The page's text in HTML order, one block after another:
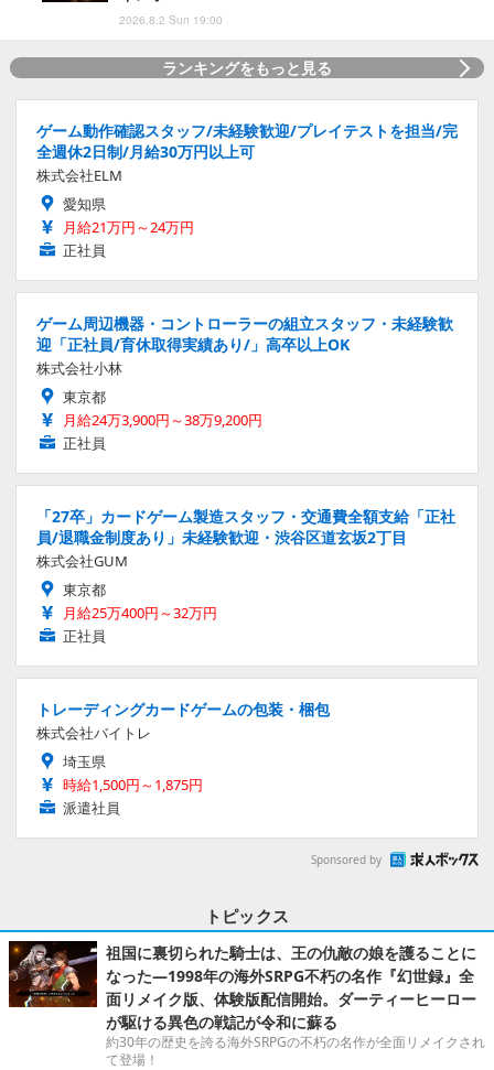
2026.8.2 Sun 19:00
ランキングをもっと見る
ゲーム動作確認スタッフ/未経験歓迎/プレイテストを担当/完
全週休2日制/月給30万円以上可
株式会社ELM
愛知県
月給21万円～24万円
正社員
ゲーム周辺機器・コントローラーの組立スタッフ・未経験歓
迎「正社員/育休取得実績あり/」高卒以上OK
株式会社小林
東京都
月給24万3,900円～38万9,200円
正社員
「27卒」カードゲーム製造スタッフ・交通費全額支給「正社
員/退職金制度あり」未経験歓迎・渋谷区道玄坂2丁目
株式会社GUM
東京都
月給25万400円～32万円
正社員
トレーディングカードゲームの包装・梱包
株式会社バイトレ
埼玉県
時給1,500円～1,875円
派遣社員
Sponsored by
トピックス
祖国に裏切られた騎士は、王の仇敵の娘を護ることに
なった―1998年の海外SRPG不朽の名作『幻世録』全
面リメイク版、体験版配信開始。ダーティーヒーロー
が駆ける異色の戦記が令和に蘇る
約30年の歴史を誇る海外SRPGの不朽の名作が全面リメイクされ
て登場！